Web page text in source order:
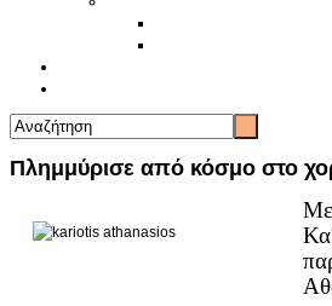
Πλημμύρισε από κόσμο στο
Με